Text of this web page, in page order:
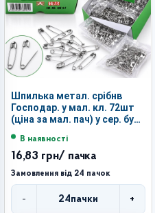
Шпилька метал. срібнв
Господар. у мал. кл. 72шт
(ціна за мал. пач) у сер. бум.
В наявності
16,83 грн/ пачка
Замовлення від 24 пачок
- 24пачки +